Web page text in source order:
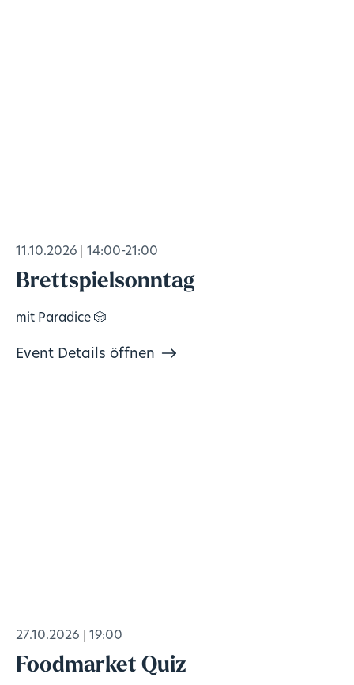
11.10.2026 14:00-21:00
Brettspielsonntag
mit Paradice 🎲
Event Details öffnen
27.10.2026 19:00
Foodmarket Quiz